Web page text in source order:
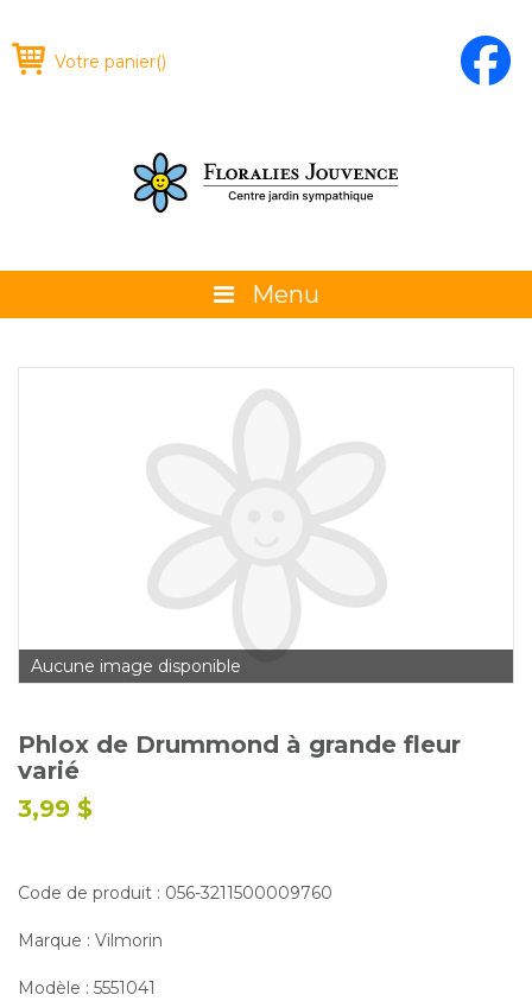
Votre panier()
Menu
La boutique
Promotions et évènements
Calendrier horticole
Emplois
Service à la clientèle
Nous joindre
Aucune image disponible
Phlox de Drummond à grande fleur
varié
3,99 $
Code de produit : 056-3211500009760
Marque : Vilmorin
Modèle : 5551041